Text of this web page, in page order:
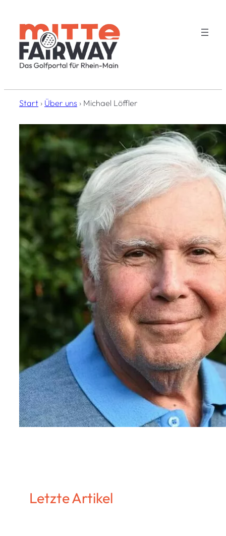
Inhalt
springen
Start › Über uns › Michael Löffler
Letzte Artikel